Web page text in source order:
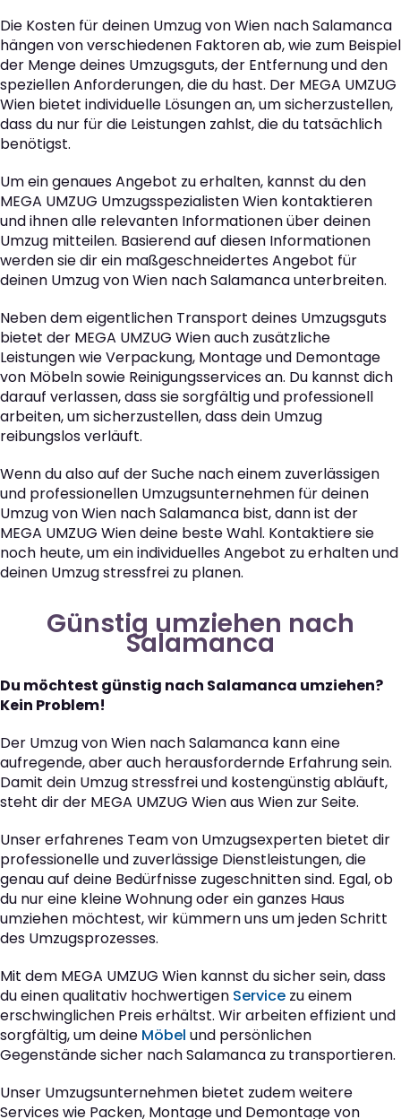
Die Kosten für deinen Umzug von Wien nach Salamanca
hängen von verschiedenen Faktoren ab, wie zum Beispiel
der Menge deines Umzugsguts, der Entfernung und den
speziellen Anforderungen, die du hast. Der MEGA UMZUG
Wien bietet individuelle Lösungen an, um sicherzustellen,
dass du nur für die Leistungen zahlst, die du tatsächlich
benötigst.
Um ein genaues Angebot zu erhalten, kannst du den
MEGA UMZUG Umzugsspezialisten Wien kontaktieren
und ihnen alle relevanten Informationen über deinen
Umzug mitteilen. Basierend auf diesen Informationen
werden sie dir ein maßgeschneidertes Angebot für
deinen Umzug von Wien nach Salamanca unterbreiten.
Neben dem eigentlichen Transport deines Umzugsguts
bietet der MEGA UMZUG Wien auch zusätzliche
Leistungen wie Verpackung, Montage und Demontage
von Möbeln sowie Reinigungsservices an. Du kannst dich
darauf verlassen, dass sie sorgfältig und professionell
arbeiten, um sicherzustellen, dass dein Umzug
reibungslos verläuft.
Wenn du also auf der Suche nach einem zuverlässigen
und professionellen Umzugsunternehmen für deinen
Umzug von Wien nach Salamanca bist, dann ist der
MEGA UMZUG Wien deine beste Wahl. Kontaktiere sie
noch heute, um ein individuelles Angebot zu erhalten und
deinen Umzug stressfrei zu planen.
Günstig umziehen nach
Salamanca
Du möchtest günstig nach Salamanca umziehen?
Kein Problem!
Der Umzug von Wien nach Salamanca kann eine
aufregende, aber auch herausfordernde Erfahrung sein.
Damit dein Umzug stressfrei und kostengünstig abläuft,
steht dir der MEGA UMZUG Wien aus Wien zur Seite.
Unser erfahrenes Team von Umzugsexperten bietet dir
professionelle und zuverlässige Dienstleistungen, die
genau auf deine Bedürfnisse zugeschnitten sind. Egal, ob
du nur eine kleine Wohnung oder ein ganzes Haus
umziehen möchtest, wir kümmern uns um jeden Schritt
des Umzugsprozesses.
Mit dem MEGA UMZUG Wien kannst du sicher sein, dass
du einen qualitativ hochwertigen Service zu einem
erschwinglichen Preis erhältst. Wir arbeiten effizient und
sorgfältig, um deine Möbel und persönlichen
Gegenstände sicher nach Salamanca zu transportieren.
Unser Umzugsunternehmen bietet zudem weitere
Services wie Packen, Montage und Demontage von